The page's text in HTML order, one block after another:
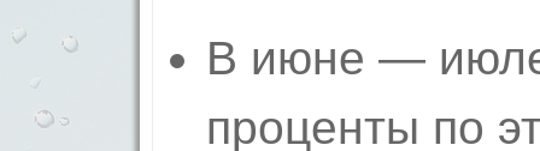
В июне —
проценты по